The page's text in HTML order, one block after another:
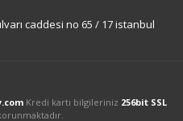
caddesi no 65 / 17 istanbul
Kredi kartı bilgileriniz 256bit SSL